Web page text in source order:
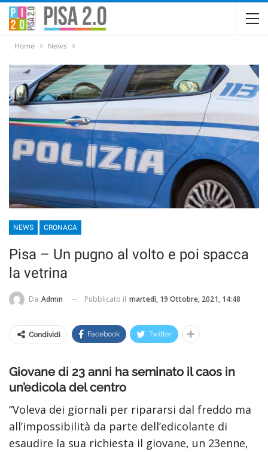
Home News
NEWS CRONACA
Pisa – Un pugno al volto e poi spacca
la vetrina
Da Admin Pubblicato il martedì, 19 Ottobre, 2021, 14:48
Condividi Facebook Twitter
Giovane di 23 anni ha seminato il caos in
un’edicola del centro
“Voleva dei giornali per ripararsi dal freddo ma
all’impossibilità da parte dell’edicolante di
esaudire la sua richiesta il giovane, un 23enne,